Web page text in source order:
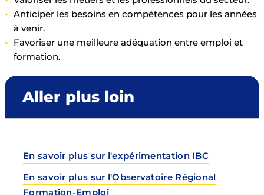
Anticiper les besoins en compétences pour les années
à venir.
Favoriser une meilleure adéquation entre emploi et
formation.
Aller plus loin
En savoir plus sur l'expérimentation IBC
En savoir plus sur l'Observatoire Régional
Formation-Emploi